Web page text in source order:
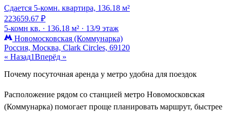
Сдается 5-комн. квартира, 136.18 м²
223659.67 ₽
5-комн кв. · 136.18 м² · 13/9 этаж
Новомосковская (Коммунарка)
Россия, Москва, Clark Circles, 69120
« Назад1Вперёд »
Почему посуточная аренда у метро удобна для поездок
Расположение рядом со станцией метро Новомосковская
(Коммунарка) помогает проще планировать маршрут, быстрее